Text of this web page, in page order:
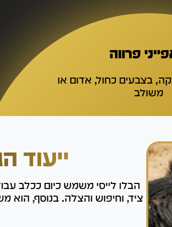
פרווה
בצבעים כחול, אדום או
משולב
ייעוד
הבלו לייסי משמש כיום ככלב
ציד, וחיפוש והצלה. בנוסף, הוא